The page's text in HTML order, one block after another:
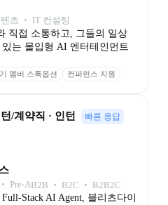
츠 ‧ IT 컨설팅
직접 소통하고, 그들의 일상
는 몰입형 AI 엔터테인먼트
멤버 스톡옵션
컨퍼런스 지원
/계약직 · 인턴
빠른 응답
‧ Pre-AB2B ‧ B2C ‧ B2B2C
Stack AI Agent, 블리츠다이